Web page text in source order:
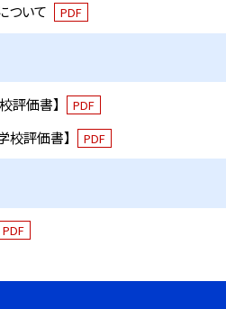
ついて PDF
評価書】 PDF
校評価書】 PDF
PDF